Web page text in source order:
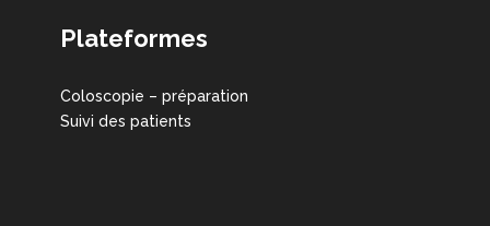
Plateformes
Coloscopie – préparation
Suivi des patients